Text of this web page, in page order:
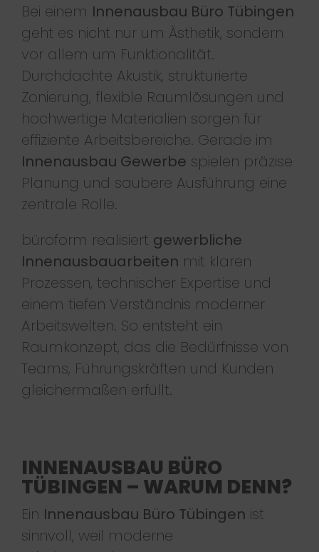
Bei einem Innenausbau Büro Tübingen
geht es nicht nur um Ästhetik, sondern
vor allem um Funktionalität.
Durchdachte Akustik, strukturierte
Zonierung, flexible Raumlösungen und
hochwertige Materialien sorgen für
effiziente Arbeitsbereiche. Gerade im
Innenausbau Gewerbe spielen präzise
Planung und saubere Ausführung eine
zentrale Rolle.
büroform realisiert gewerbliche
Innenausbauarbeiten mit klaren
Prozessen, technischer Expertise und
einem tiefen Verständnis moderner
Arbeitswelten. So entsteht ein
Raumkonzept, das die Bedürfnisse von
Teams, Führungskräften und Kunden
gleichermaßen erfüllt.
INNENAUSBAU BÜRO
TÜBINGEN – WARUM DENN?
Ein Innenausbau Büro Tübingen ist
sinnvoll, weil moderne